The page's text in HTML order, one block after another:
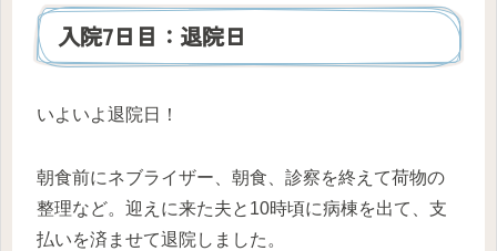
入院7日目：退院日
いよいよ退院日！
朝食前にネブライザー、朝食、診察を終えて荷物の
整理など。迎えに来た夫と10時頃に病棟を出て、支
払いを済ませて退院しました。